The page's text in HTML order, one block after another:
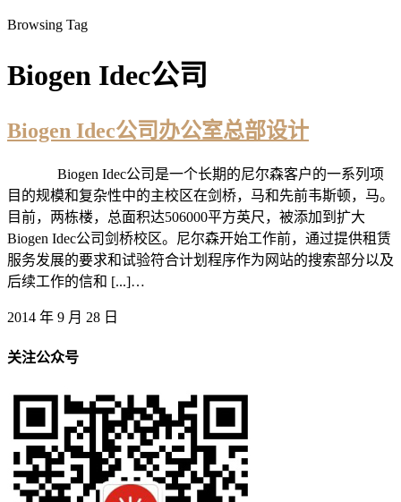
Browsing Tag
Biogen Idec公司
Biogen Idec公司办公室总部设计
Biogen Idec公司是一个长期的尼尔森客户的一系列项
目的规模和复杂性中的主校区在剑桥，马和先前韦斯顿，马。
目前，两栋楼，总面积达506000平方英尺，被添加到扩大
Biogen Idec公司剑桥校区。尼尔森开始工作前，通过提供租赁
服务发展的要求和试验符合计划程序作为网站的搜索部分以及
后续工作的信和 [...]…
2014 年 9 月 28 日
关注公众号